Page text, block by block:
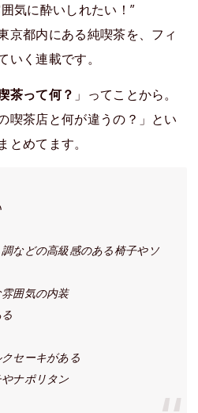
気に酔いしれたい！”
京都内にある純喫茶を、フィ
いく連載です。
茶って何？ 」ってことから。
喫茶店と何が違うの？」とい
とめてます。
などの高級感のある椅子やソ
囲気の内装
セーキがある
ナポリタン